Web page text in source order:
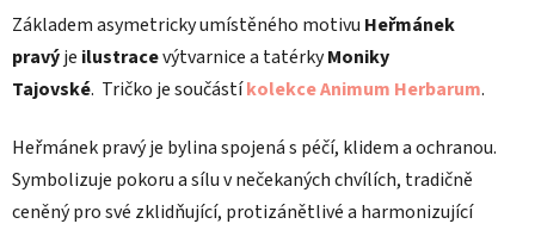
Základem asymetricky umístěného motivu Heřmánek
pravýje ilustracevýtvarnice a tatérkyMoniky
Tajovské. Tričko je součástíkolekce Animum Herbarum.
Heřmánek pravý je bylina spojená s péčí, klidem a ochranou.
Symbolizuje pokoru a sílu v nečekaných chvílích, tradičně
ceněný pro své zklidňující, protizánětlivé a harmonizující